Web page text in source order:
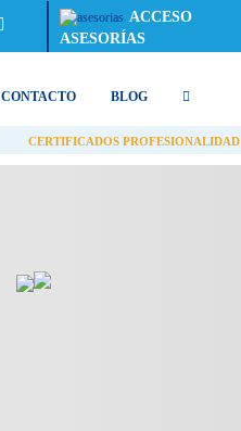
ACCESO
ASESORÍAS
CONTACTO BLOG
CERTIFICADOS PROFESIONALIDAD